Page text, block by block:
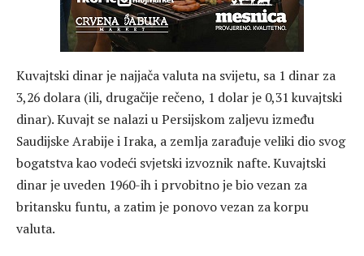
Kuvajtski dinar je najjača valuta na svijetu, sa 1 dinar za
3,26 dolara (ili, drugačije rečeno, 1 dolar je 0,31 kuvajtski
dinar). Kuvajt se nalazi u Persijskom zaljevu između
Saudijske Arabije i Iraka, a zemlja zarađuje veliki dio svog
bogatstva kao vodeći svjetski izvoznik nafte. Kuvajtski
dinar je uveden 1960-ih i prvobitno je bio vezan za
britansku funtu, a zatim je ponovo vezan za korpu
valuta.